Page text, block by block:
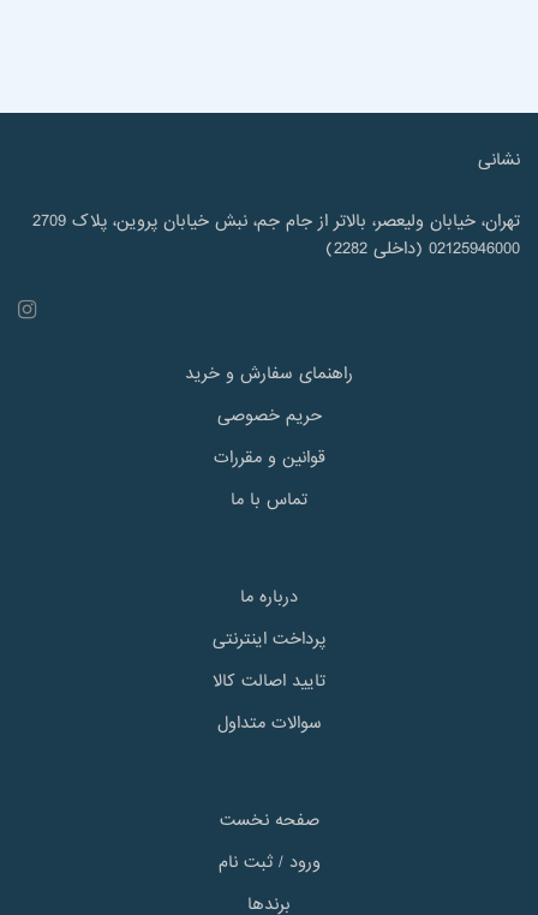
نشانی
تهران، خیابان ولیعصر، بالاتر از جام جم، نبش خیابان پروین، پلاک 2709
02125946000 (داخلی 2282)
راهنمای سفارش و خرید
حریم خصوصی
قوانین و مقررات
تماس با ما
درباره ما
پرداخت اینترنتی
تایید اصالت کالا
سوالات متداول
صفحه نخست
ورود / ثبت نام
برندها